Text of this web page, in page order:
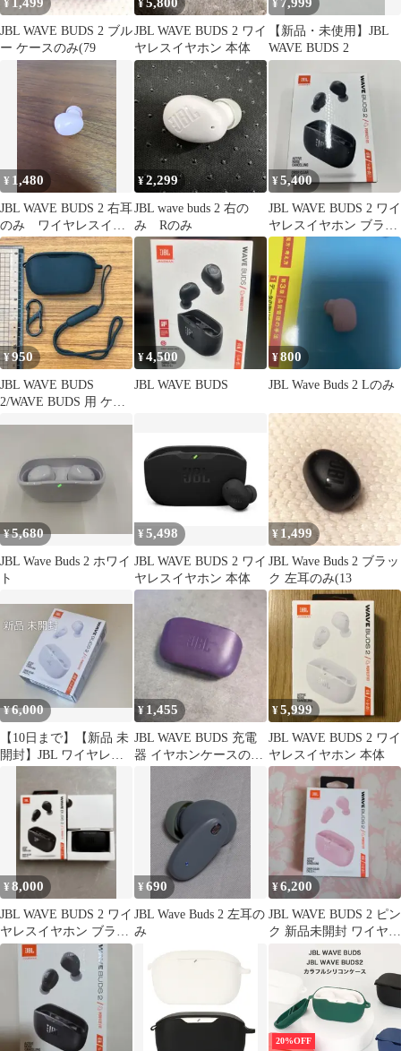
¥ 1,499
JBL WAVE BUDS 2 ブル
ー ケースのみ(79
¥5,800
JBL WAVE BUDS 2 ワイ
ヤレスイヤホン 本体
¥ 7,999
【新品・未使用】JBL
WAVE BUDS 2
¥ 1,480
JBL WAVE BUDS 2 右耳
のみ ワイヤレスイヤ
ホン ピンク
¥2,299
JBL wave buds 2 右の
み Rのみ
¥5,400
JBL WAVE BUDS 2 ワイ
ヤレスイヤホン ブラッ
ク Bluetooth
¥950
JBL WAVE BUDS
2/WAVE BUDS 用 ケー
¥4,500
JBL WAVE BUDS
¥800
JBL Wave Buds 2 Lのみ
¥5,680
JBL Wave Buds 2 ホワイ
ト
¥5,498
JBL WAVE BUDS 2 ワイ
ヤレスイヤホン 本体
¥ 1,499
JBL Wave Buds 2 ブラッ
ク 左耳のみ(13
¥6,000
【10日まで】【新品 未
開封】JBL ワイヤレス
イヤホン Wave Buds2
¥ 1,455
JBL WAVE BUDS 充電
器 イヤホンケースの
¥5,999
JBL WAVE BUDS 2 ワイ
ヤレスイヤホン 本体
¥8,000
JBL WAVE BUDS 2 ワイ
ヤレスイヤホン ブラッ
ク Bluetooth
¥690
JBL Wave Buds 2 左耳の
み
¥6,200
JBL WAVE BUDS 2 ピン
ク 新品未開封 ワイヤレ
スイヤホン
20%OFF